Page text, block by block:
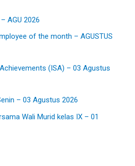
AGU 2026
of the month – AGUSTUS
(ISA) – 03 Agustus
– 03 Agustus 2026
Wali Murid kelas IX – 01